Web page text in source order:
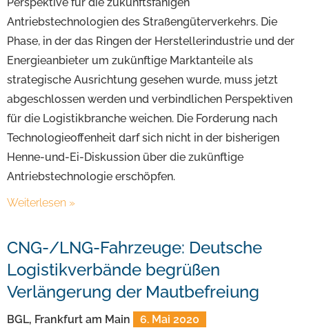
Perspektive für die zukunftsfähigen
Antriebstechnologien des Straßengüterverkehrs. Die
Phase, in der das Ringen der Herstellerindustrie und der
Energieanbieter um zukünftige Marktanteile als
strategische Ausrichtung gesehen wurde, muss jetzt
abgeschlossen werden und verbindlichen Perspektiven
für die Logistikbranche weichen. Die Forderung nach
Technologieoffenheit darf sich nicht in der bisherigen
Henne-und-Ei-Diskussion über die zukünftige
Antriebstechnologie erschöpfen.
Weiterlesen »
CNG-/LNG-Fahrzeuge: Deutsche
Logistikverbände begrüßen
Verlängerung der Mautbefreiung
BGL, Frankfurt am Main 6. Mai 2020